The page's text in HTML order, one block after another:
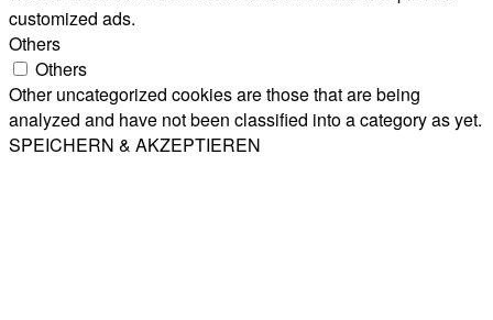
customized ads.
Others
Others
Other uncategorized cookies are those that are being
analyzed and have not been classified into a category as yet.
SPEICHERN & AKZEPTIEREN